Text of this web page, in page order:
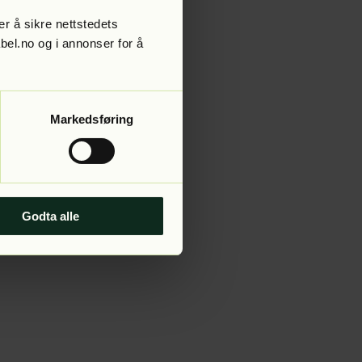
å sikre nettstedets
og i annonser for å
Markedsføring
Godta alle